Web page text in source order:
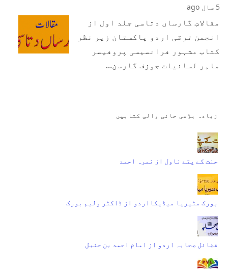
5 سال ago
مقالاتِ گارساں دتاسی جلد اول از
انجمن ترقی اردو پاکستان زیر نظر
کتاب مشہور فرانسیسی پروفیسر
ماہر لسانیات جوزف گارسن…
زیادہ پڑھی جانی والی کتابیں
جنت کے پتے ناول از نمرہ احمد
بورک مٹیریا میڈیکااردو از ڈاکٹر ولیم بورک
فضائل صحابہ اردو از امام احمد بن حنبل